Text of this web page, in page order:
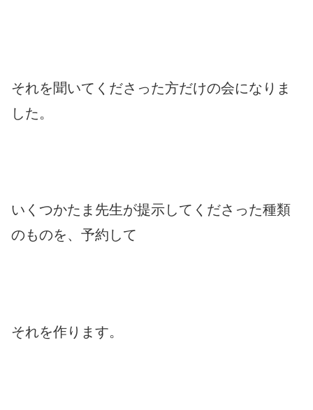
それを聞いてくださった方だけの会になりま
した。
いくつかたま先生が提示してくださった種類
のものを、予約して
それを作ります。